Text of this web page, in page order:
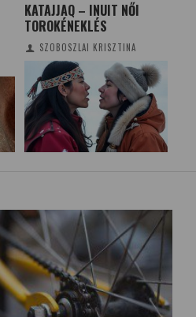
KATAJJAQ – INUIT NŐI
TOROKÉNEKLÉS
SZOBOSZLAI KRISZTINA